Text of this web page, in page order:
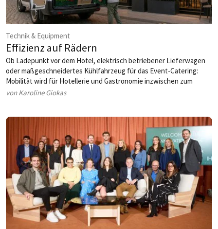
Technik & Equipment
Effizienz auf Rädern
Ob Ladepunkt vor dem Hotel, elektrisch betriebener Lieferwagen
oder maßgeschneidertes Kühlfahrzeug für das Event-Catering:
Mobilität wird für Hotellerie und Gastronomie inzwischen zum
strategischen Faktor für Wirtschaftlichkeit, Nachhaltigkeit und
temperaturgeführten Logistik.
von Karoline Giokas